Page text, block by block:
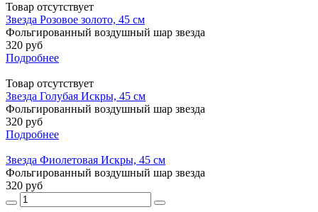
Товар отсутствует
Звезда Розовое золото, 45 см
Фольгированный воздушный шар звезда
320 руб
Подробнее
Товар отсутствует
Звезда Голубая Искры, 45 см
Фольгированный воздушный шар звезда
320 руб
Подробнее
Звезда Фиолетовая Искры, 45 см
Фольгированный воздушный шар звезда
320 руб